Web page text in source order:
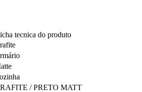
tecnica do produto
/ PRETO MATT